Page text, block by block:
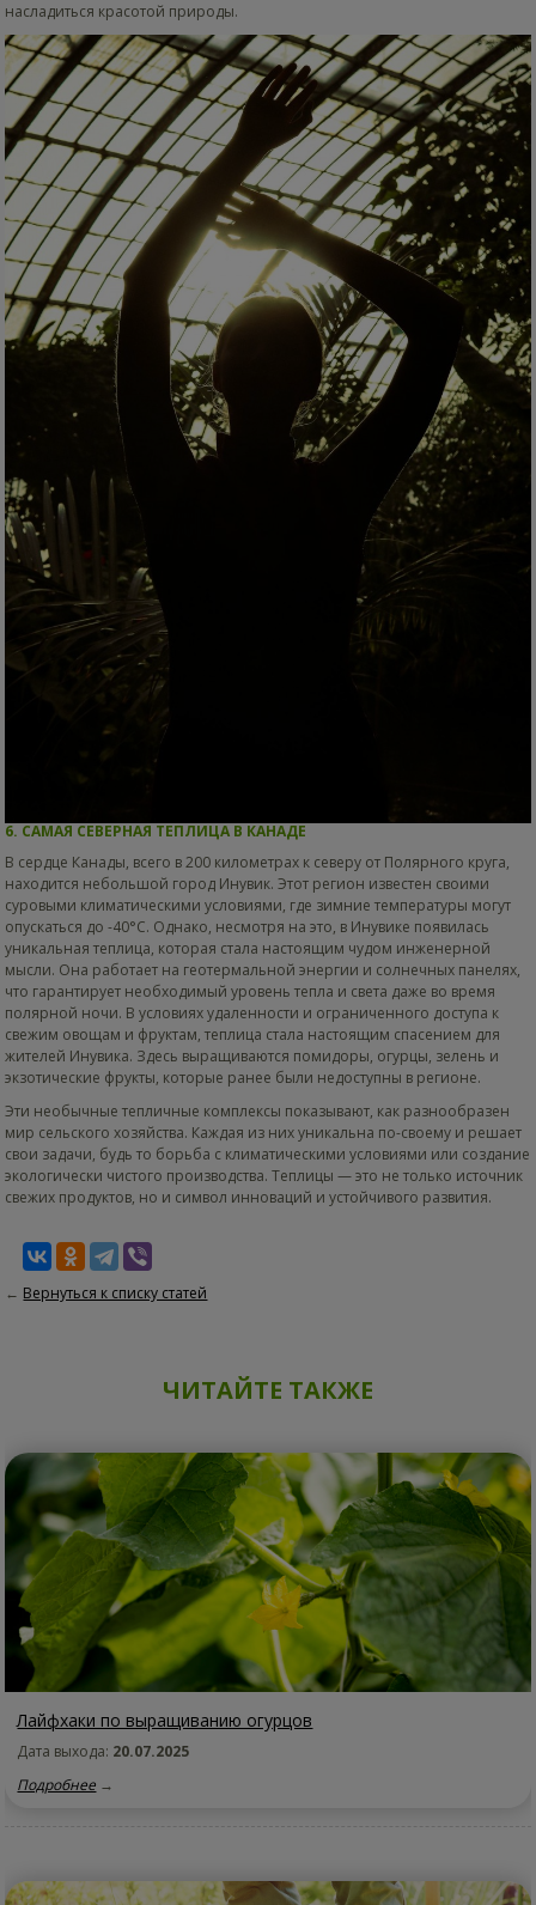
насладиться красотой природы.
6. САМАЯ СЕВЕРНАЯ ТЕПЛИЦА В КАНАДЕ
В сердце Канады, всего в 200 километрах к северу от Полярного круга,
находится небольшой город Инувик. Этот регион известен своими
суровыми климатическими условиями, где зимние температуры могут
опускаться до -40°C. Однако, несмотря на это, в Инувике появилась
уникальная теплица, которая стала настоящим чудом инженерной
мысли. Она работает на геотермальной энергии и солнечных панелях,
что гарантирует необходимый уровень тепла и света даже во время
полярной ночи. В условиях удаленности и ограниченного доступа к
свежим овощам и фруктам, теплица стала настоящим спасением для
жителей Инувика. Здесь выращиваются помидоры, огурцы, зелень и
экзотические фрукты, которые ранее были недоступны в регионе.
Эти необычные тепличные комплексы показывают, как разнообразен
мир сельского хозяйства. Каждая из них уникальна по-своему и решает
свои задачи, будь то борьба с климатическими условиями или создание
экологически чистого производства. Теплицы — это не только источник
свежих продуктов, но и символ инноваций и устойчивого развития.
← Вернуться к списку статей
ЧИТАЙТЕ ТАКЖЕ
Лайфхаки по выращиванию огурцов
Дата выхода: 20.07.2025
Подробнее →